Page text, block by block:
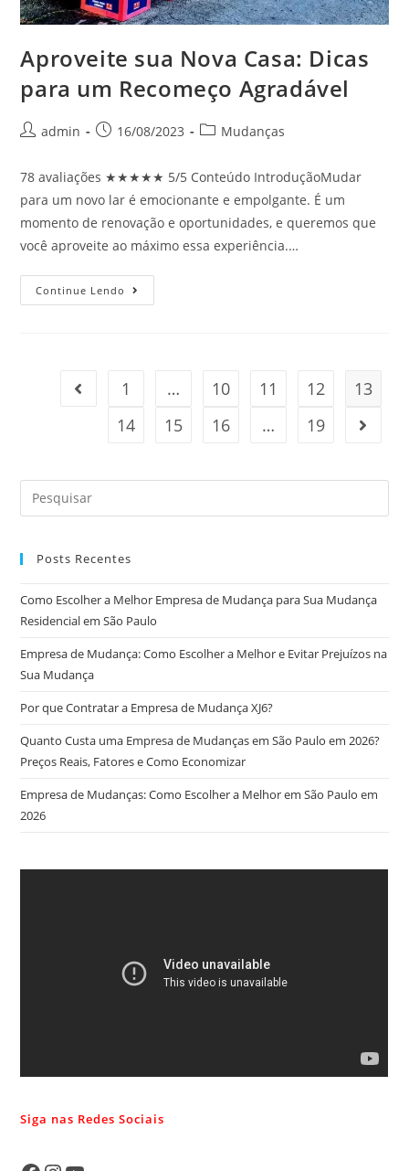
Aproveite sua Nova Casa: Dicas
para um Recomeço Agradável
admin 16/08/2023 Mudanças
78 avaliações ★★★★★ 5/5 Conteúdo IntroduçãoMudar
para um novo lar é emocionante e empolgante. É um
momento de renovação e oportunidades, e queremos que
você aproveite ao máximo essa experiência.…
Continue Lendo
1 … 10 11 12
13
14
15 16 … 19
Posts Recentes
Como Escolher a Melhor Empresa de Mudança para Sua Mudança
Residencial em São Paulo
Empresa de Mudança: Como Escolher a Melhor e Evitar Prejuízos na
Sua Mudança
Por que Contratar a Empresa de Mudança XJ6?
Quanto Custa uma Empresa de Mudanças em São Paulo em 2026?
Preços Reais, Fatores e Como Economizar
Empresa de Mudanças: Como Escolher a Melhor em São Paulo em
2026
Siga nas Redes Sociais